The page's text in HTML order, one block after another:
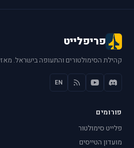
פריפלייט
קהילת הסימולטורים והתעופה בישראל. מאז 2005.
EN
פורומים
פלייט סימולטור
מועדון הטייסים